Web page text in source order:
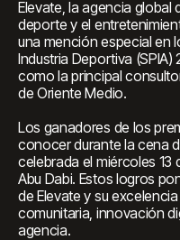
Elevate, la agencia global
deporte y el
una mención especial en
Industria Deportiva
como la principal
de Oriente Medio.
Los ganadores de los
conocer durante la cena
celebrada el miércoles 13
Abu Dabi. Estos logros
de Elevate y su
comunitaria, innovación
agencia.